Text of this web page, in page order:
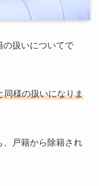
の扱いについてで
同様の扱いになりま
戸籍から除籍され